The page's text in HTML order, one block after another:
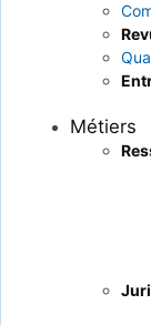
Métiers